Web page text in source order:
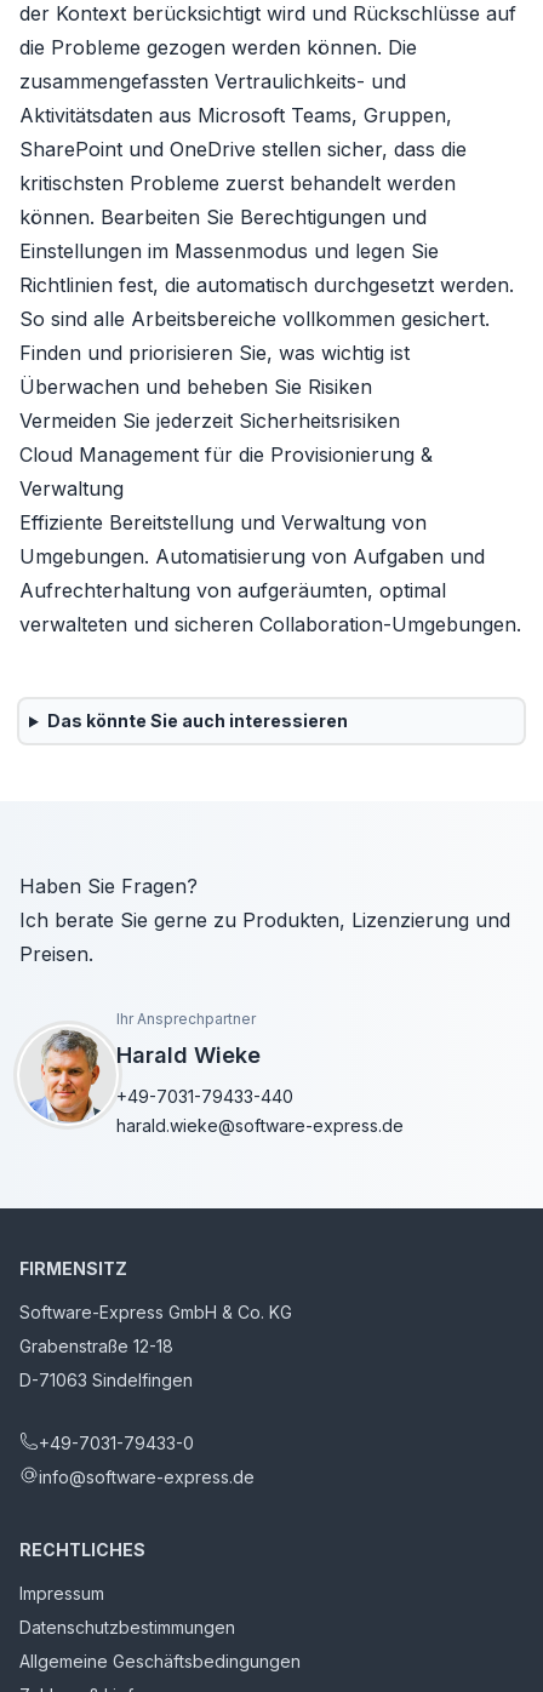
der Kontext berücksichtigt wird und Rückschlüsse auf
die Probleme gezogen werden können. Die
zusammengefassten Vertraulichkeits- und
Aktivitätsdaten aus Microsoft Teams, Gruppen,
SharePoint und OneDrive stellen sicher, dass die
kritischsten Probleme zuerst behandelt werden
können. Bearbeiten Sie Berechtigungen und
Einstellungen im Massenmodus und legen Sie
Richtlinien fest, die automatisch durchgesetzt werden.
So sind alle Arbeitsbereiche vollkommen gesichert.
Finden und priorisieren Sie, was wichtig ist
Überwachen und beheben Sie Risiken
Vermeiden Sie jederzeit Sicherheitsrisiken
Cloud Management für die Provisionierung &
Verwaltung
Effiziente Bereitstellung und Verwaltung von
Umgebungen. Automatisierung von Aufgaben und
Aufrechterhaltung von aufgeräumten, optimal
verwalteten und sicheren Collaboration-Umgebungen.
Das könnte Sie auch interessieren
Haben Sie Fragen?
Ich berate Sie gerne zu Produkten, Lizenzierung und
Preisen.
Ihr Ansprechpartner
Harald Wieke
+49-7031-79433-440
harald.wieke@software-express.de
FIRMENSITZ
Software-Express GmbH & Co. KG
Grabenstraße 12-18
D-71063 Sindelfingen
+49-7031-79433-0
info@software-express.de
RECHTLICHES
Impressum
Datenschutzbestimmungen
Allgemeine Geschäftsbedingungen